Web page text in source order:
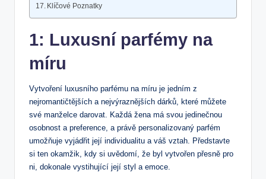
Klíčové Poznatky
1: Luxusní ​parfémy na
míru
Vytvoření luxusního parfému na míru je ​jedním‍ z
nejromantičtějších a nejvýraznějších dárků, které můžete ​
své manželce darovat. Každá žena⁢ má svou jedinečnou
osobnost a preference, a ⁣právě personalizovaný parfém⁤
umožňuje vyjádřit její individualitu ⁤a váš vztah. Představte
⁤si ten okamžik, kdy si uvědomí, ‍že byl vytvořen přesně pro
ni, dokonale ​vystihující její styl a emoce.